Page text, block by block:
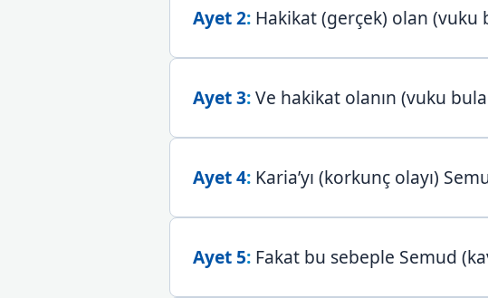
Ayet 2: Hakikat (gerçek) olan (vuku
Ayet 3:Ve hakikat olanın (vuku
Ayet 4: Karia’yı (korkunç olayı)
Ayet 5: Fakat bu sebeple Semud